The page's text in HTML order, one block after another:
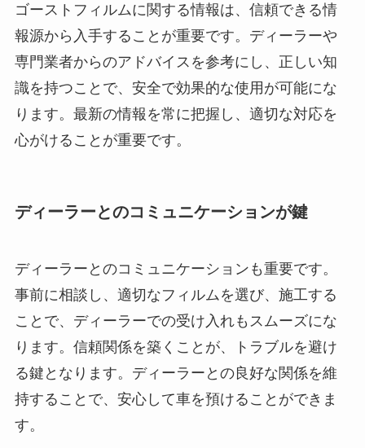
ゴーストフィルムに関する情報は、信頼できる情
報源から入手することが重要です。ディーラーや
専門業者からのアドバイスを参考にし、正しい知
識を持つことで、安全で効果的な使用が可能にな
ります。最新の情報を常に把握し、適切な対応を
心がけることが重要です。
ディーラーとのコミュニケーションが鍵
ディーラーとのコミュニケーションも重要です。
事前に相談し、適切なフィルムを選び、施工する
ことで、ディーラーでの受け入れもスムーズにな
ります。信頼関係を築くことが、トラブルを避け
る鍵となります。ディーラーとの良好な関係を維
持することで、安心して車を預けることができま
す。